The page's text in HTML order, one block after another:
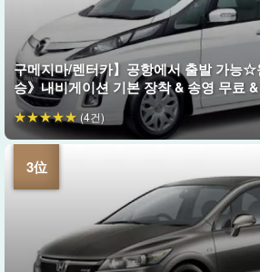
구메지마/렌터카】공항에서 출발 가능
승》내비게이션 기본 장착 & 송영 무료
(4건)